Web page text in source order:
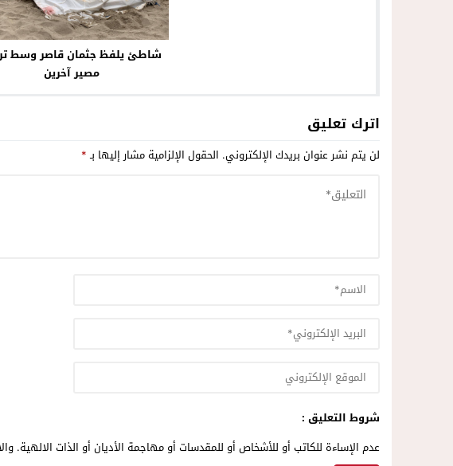
شاطئ يلفظ جثمان قاصر وسط
مصير آخرين
اترك تعليق
لن يتم نشر عنوان بريدك الإلكتروني. الحقول الإلزامية مشار إليها بـ*
شروط التعليق :
عدم الإساءة للكاتب أو للأشخاص أو للمقدسات أو مهاجمة الأديان أو الذات الالهية.